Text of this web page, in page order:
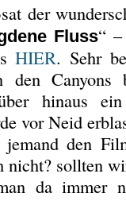
der
Fluss“
HIER. Sehr
Canyons
hinaus
vor Neid
den
nicht? sollten
da immer